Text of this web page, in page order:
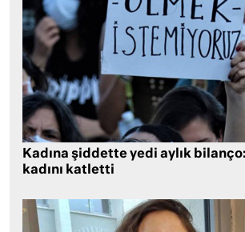
Kadına şiddette yedi aylık
kadını katletti